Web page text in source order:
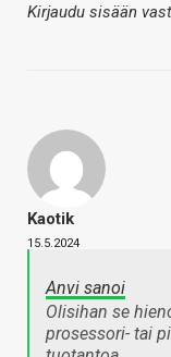
Kirjaudu sisään
Kaotik
15.5.2024
Anvi sanoi
Olisihan se
prosessori- tai